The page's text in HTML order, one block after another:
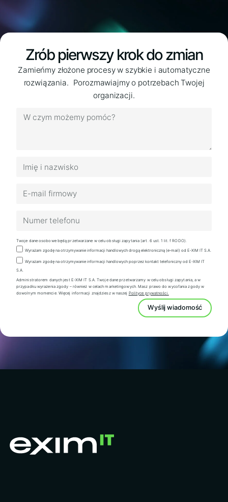
Zrób pierwszy krok do zmian​
Zamieńmy złożone procesy w szybkie i automatyczne
rozwiązania. Porozmawiajmy o potrzebach Twojej
organizacji.​
Twoje dane osobowe będą przetwarzane w celu obsługi zapytania (art. 6 ust. 1 lit. f RODO).
Wyrażam zgodę na otrzymywanie informacji handlowych drogą elektroniczną (e-mail) od E-XIM IT S.A.
Wyrażam zgodę na otrzymywanie informacji handlowych poprzez kontakt telefoniczny od E-XIM IT
S.A.
Administratorem danych jest E-XIM IT S.A. Twoje dane przetwarzamy w celu obsługi zapytania, a w
przypadku wyrażenia zgody – również w celach marketingowych. Masz prawo do wycofania zgody w
dowolnym momencie. Więcej informacji znajdziesz w naszej Polityce prywatności.
Wyślij wiadomość